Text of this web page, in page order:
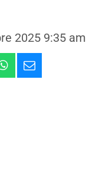
2025 9:35 am